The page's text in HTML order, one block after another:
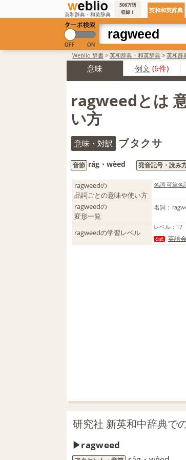
英和辞典・和英辞典
506万語
収録！
英和和英辞典
Weblio 辞書 > 英和辞典・和英辞典 > 英和辞
意味 例文 (6件)
ragweedとは
い方
意味・対訳 ブタクサ
音節 rág・wèed 発音記号・読み
ragweedの
品詞ごとの意味や使い方
名詞 可算名
ragweedの
変形一覧
名詞：
ragweedの学習レベル
レベル ： 17
公式 英語
研究社 新英和中辞典で
ragweed